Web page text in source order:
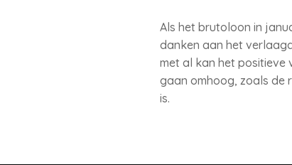
Als het brutoloon in
danken aan het
met al kan het positieve
gaan omhoog, zoals de
is.